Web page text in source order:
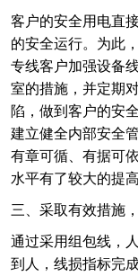
客户的安全用电直
的安全运行。为此
专线客户加强设备
室的措施，并定期
陷，做到客户的安
建立健全内部安全
有章可循、有据可
水平有了较大的提高
三、采取有效措施
通过采用组包线，
到人，线损指标完